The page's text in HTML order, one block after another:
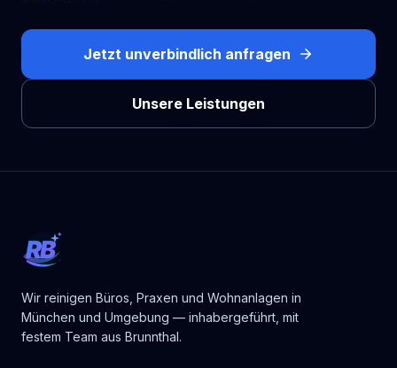
Jetzt unverbindlich anfragen
Unsere Leistungen
RB
Wir reinigen Büros, Praxen und Wohnanlagen in
München und Umgebung — inhabergeführt, mit
festem Team aus Brunnthal.